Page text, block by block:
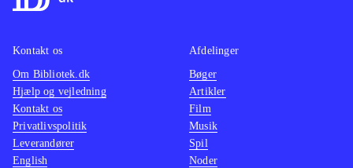
Kontakt os
Om Bibliotek.dk
Hjælp og vejledning
Kontakt os
Privatlivspolitik
Leverandører
English
Afdelinger
Bøger
Artikler
Film
Musik
Spil
Noder